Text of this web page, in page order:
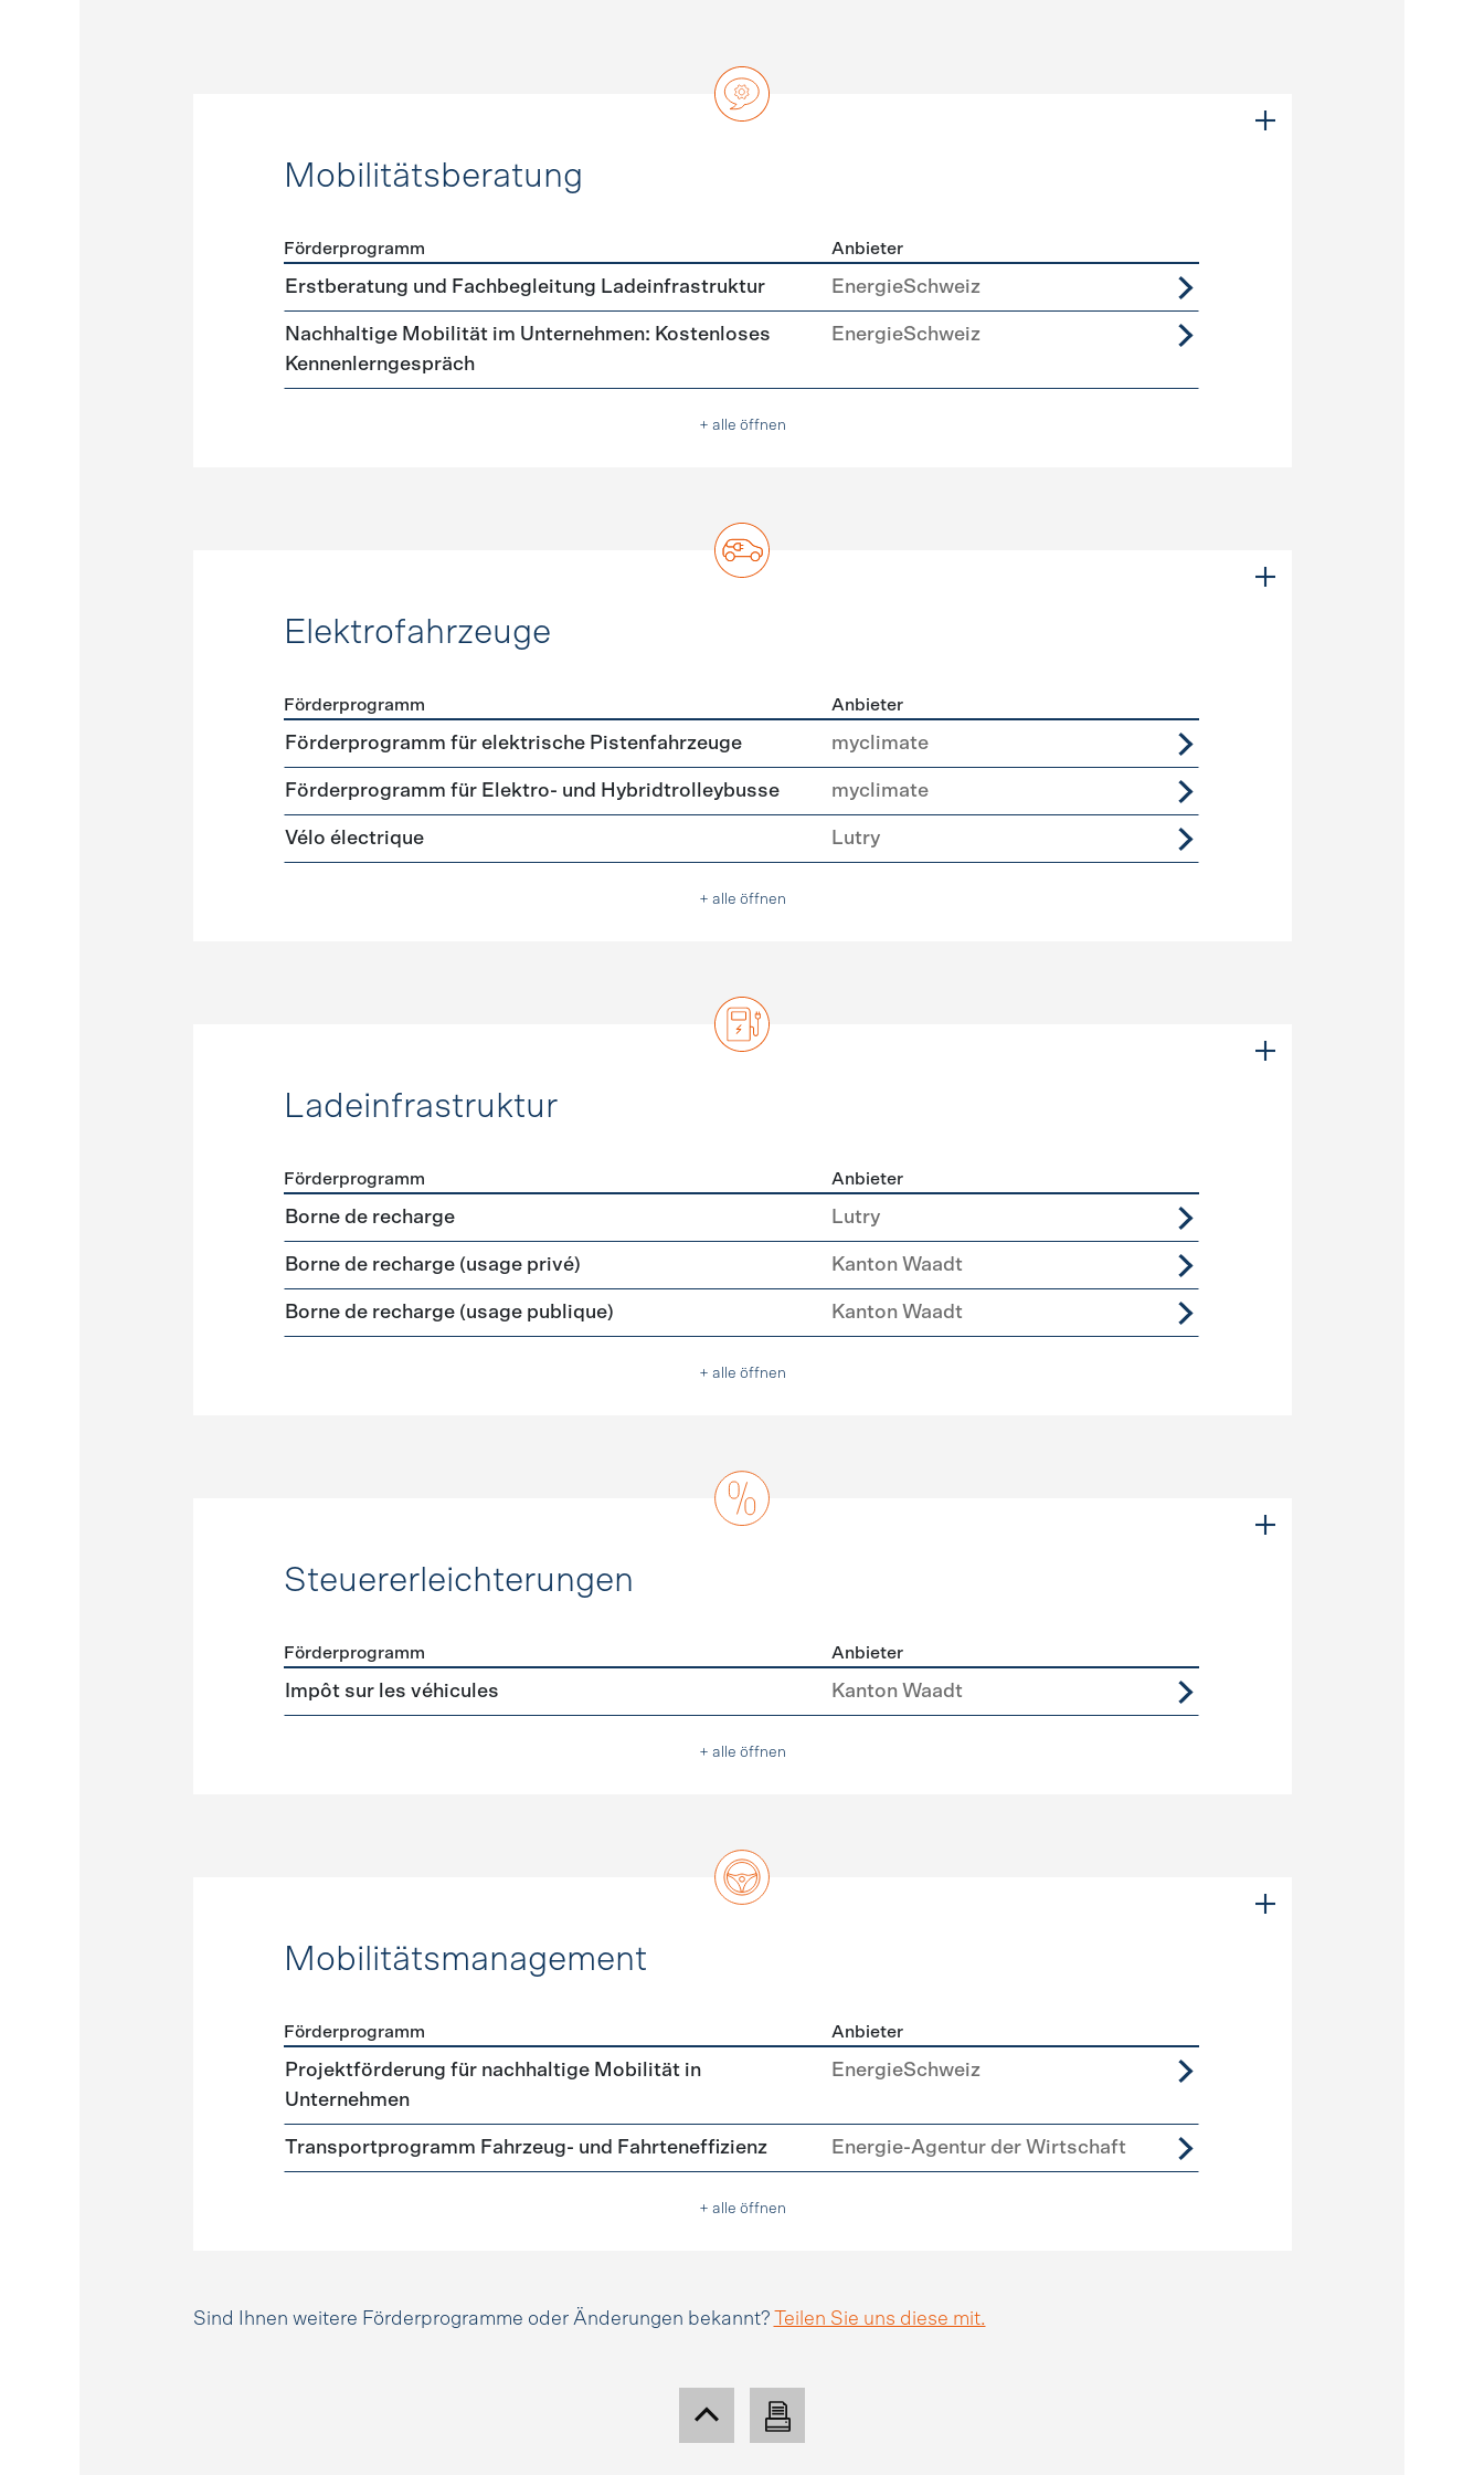
Mobilitätsberatung
Förderprogramme Mobilitätsberatung
Förderprogramm Anbieter
Erstberatung und Fachbegleitung Ladeinfrastruktur EnergieSchweiz
Nachhaltige Mobilität im Unternehmen: Kostenloses
Kennenlerngespräch
EnergieSchweiz
+ alle öffnen
Elektrofahrzeuge
Förderprogramme Elektrofahrzeuge
Förderprogramm Anbieter
Förderprogramm für elektrische Pistenfahrzeuge myclimate
Förderprogramm für Elektro- und Hybridtrolleybusse myclimate
Vélo électrique Lutry
+ alle öffnen
Ladeinfrastruktur
Förderprogramme
Förderprogramm Anbieter
Borne de recharge Lutry
Borne de recharge (usage privé) Kanton Waadt
Borne de recharge (usage publique) Kanton Waadt
+ alle öffnen
Steuererleichterungen
Förderprogramme Steuererleichterungen
Förderprogramm Anbieter
Impôt sur les véhicules Kanton Waadt
+ alle öffnen
Mobilitätsmanagement
Förderprogramme Mobilitätsmanagement
Förderprogramm Anbieter
Projektförderung für nachhaltige Mobilität in
Unternehmen
EnergieSchweiz
Transportprogramm Fahrzeug- und Fahrteneffizienz Energie-Agentur der Wirtschaft
+ alle öffnen
Sind Ihnen weitere Förderprogramme oder Änderungen bekannt? Teilen Sie uns diese mit.